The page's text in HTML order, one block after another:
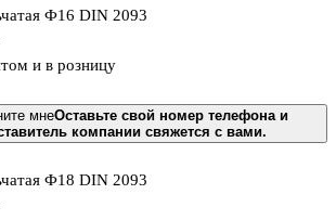
Ф16 DIN 2093
и в розницу
мнеОставьте свой номер телефона и
компании свяжется с вами.
Ф18 DIN 2093